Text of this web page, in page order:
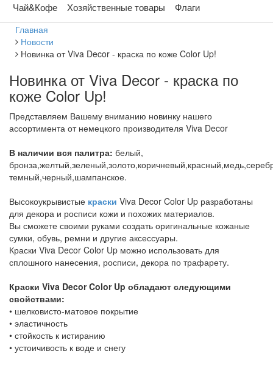
Чай&Кофе Хозяйственные товары Флаги
Главная
Новости
Новинка от Viva Decor - краска по коже Color Up!
Новинка от Viva Decor - краска по
коже Color Up!
Представляем Вашему вниманию новинку нашего
ассортимента от немецкого производителя Viva Decor
В наличии вся палитра: белый,
темный,черный,шампанское.
Высокоукрывистые краски Viva Decor Color Up разработаны
для декора и росписи кожи и похожих материалов.
Вы сможете своими руками создать оригинальные кожаные
сумки, обувь, ремни и другие аксессуары.
Краски Viva Decor Color Up можно использовать для
сплошного нанесения, росписи, декора по трафарету.
Краски Viva Decor Color Up обладают следующими
свойствами:
• шелковисто-матовое покрытие
• эластичность
• стойкость к истиранию
• устоичивость к воде и снегу